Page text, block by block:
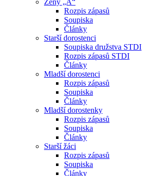
Ženy „A“
Rozpis zápasů
Soupiska
Články
Starší dorostenci
Soupiska družstva STDI
Rozpis zápasů STDI
Články
Mladší dorostenci
Rozpis zápasů
Soupiska
Články
Mladší dorostenky
Rozpis zápasů
Soupiska
Články
Starší žáci
Rozpis zápasů
Soupiska
Články